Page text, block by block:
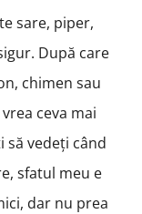
sare, piper,
După care
chimen sau
ceva mai
să vedeți când
sfatul meu e
dar nu prea